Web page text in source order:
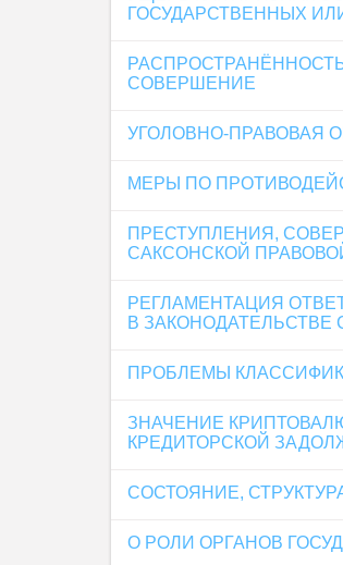
ГОСУДАРСТВЕННЫХ
СОВЕРШЕНИЕ
УГОЛОВНО-ПРАВОВАЯ
МЕРЫ ПО
ПРЕСТУПЛЕНИЯ,
САКСОНСКОЙ
РЕГЛАМЕНТАЦИЯ
В
ПРОБЛЕМЫ
ЗНАЧЕНИЕ
КРЕДИТОРСКОЙ
СОСТОЯНИЕ,
О РОЛИ ОРГАНОВ